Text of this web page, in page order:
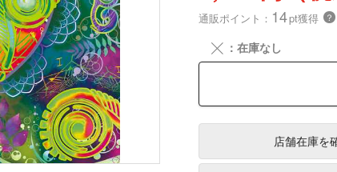
通販ポイント： 14pt獲得 ？
╳ ：在庫なし
店舗在庫を